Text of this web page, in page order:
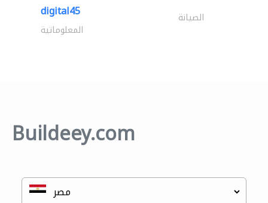
digital45 الصيانة
المعلوماتية
Buildeey.com